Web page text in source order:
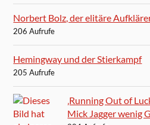
Norbert Bolz, der elitäre
206 Aufrufe
Hemingway und der Stierkampf
205 Aufrufe
‚Running Out of
Mick Jagger wenig